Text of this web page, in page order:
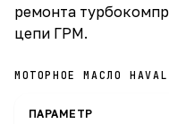
ремонта
цепи ГРМ.
МОТОРНОЕ МАСЛО
ПАРАМЕТР